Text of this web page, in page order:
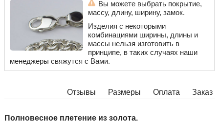
Вы можете выбрать покрытие,
массу, длину, ширину, замок.
Изделия с некоторыми
комбинациями ширины, длины и
массы нельзя изготовить в
принципе, в таких случаях наши
менеджеры свяжутся с Вами.
Отзывы Заказ
Оплата
Размеры
Полновесное плетение из золота.